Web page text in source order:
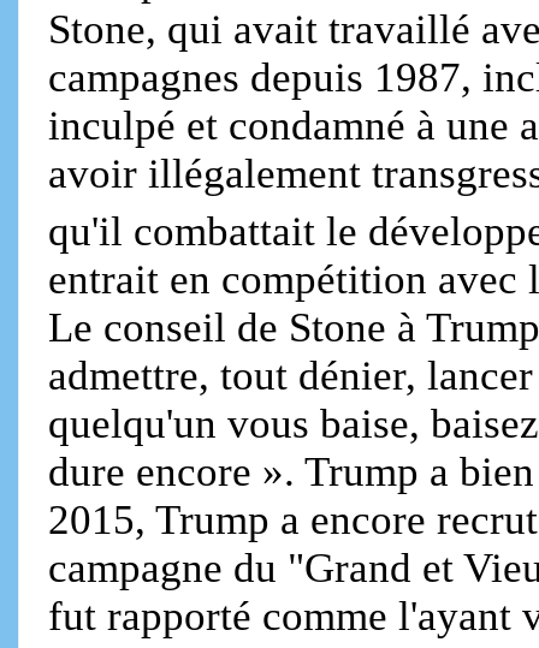
Stone, qui avait travaillé
campagnes depuis 1987,
inculpé et condamné à une
avoir illégalement
qu'il combattait le
entrait en compétition avec
Le conseil de Stone à
admettre, tout dénier,
quelqu'un vous baise,
dure encore ». Trump a
2015, Trump a encore
campagne du "Grand et
fut rapporté comme l'ayant